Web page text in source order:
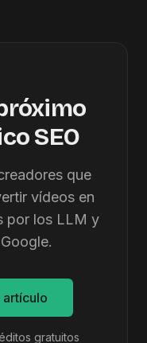
SEO
que
vídeos en
por los LLM y
artículo
gratuitos